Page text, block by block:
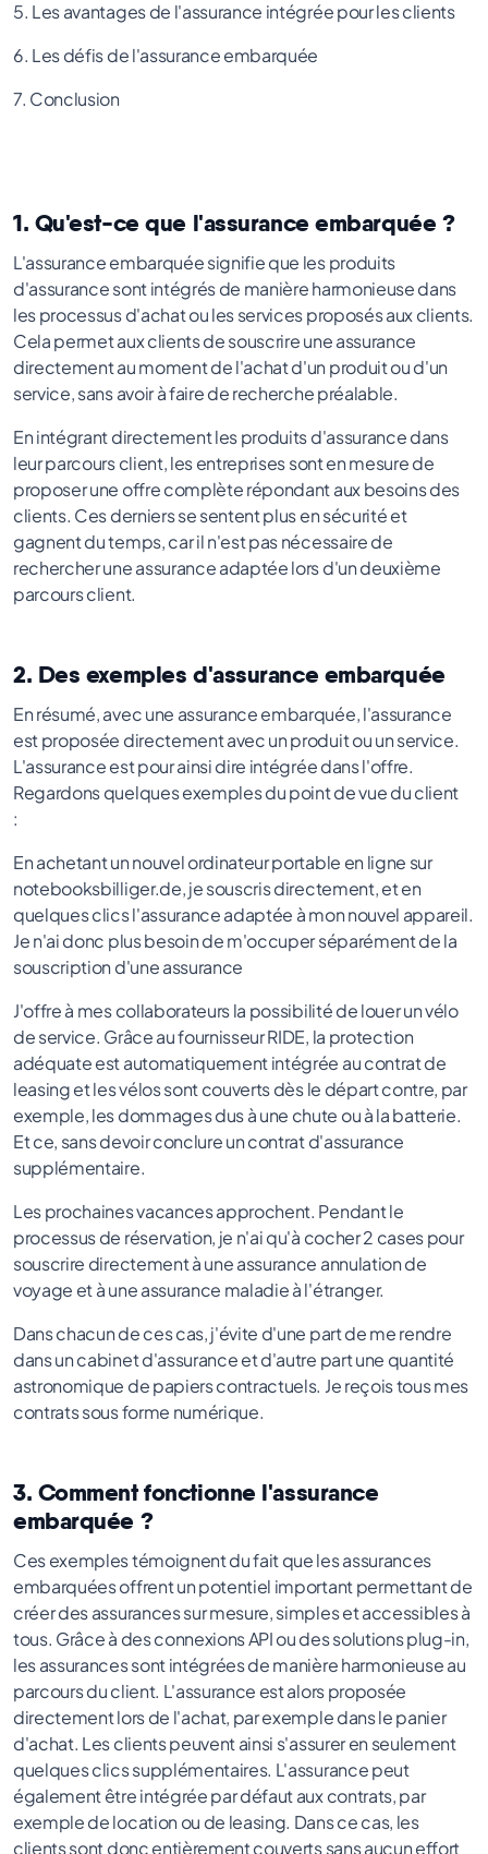
5. Les avantages de l'assurance intégrée pour les clients
6. Les défis de l'assurance embarquée
7. Conclusion
1. Qu'est-ce que l'assurance embarquée ?
L'assurance embarquée signifie que les produits
d'assurance sont intégrés de manière harmonieuse dans
les processus d'achat ou les services proposés aux clients.
Cela permet aux clients de souscrire une assurance
directement au moment de l'achat d'un produit ou d'un
service, sans avoir à faire de recherche préalable.
En intégrant directement les produits d'assurance dans
leur parcours client, les entreprises sont en mesure de
proposer une offre complète répondant aux besoins des
clients. Ces derniers se sentent plus en sécurité et
gagnent du temps, car il n'est pas nécessaire de
rechercher une assurance adaptée lors d'un deuxième
parcours client.
2. Des exemples d'assurance embarquée
En résumé, avec une assurance embarquée, l'assurance
est proposée directement avec un produit ou un service.
L'assurance est pour ainsi dire intégrée dans l'offre.
Regardons quelques exemples du point de vue du client
:
En achetant un nouvel ordinateur portable en ligne sur
notebooksbilliger.de, je souscris directement, et en
quelques clics l'assurance adaptée à mon nouvel appareil.
Je n'ai donc plus besoin de m'occuper séparément de la
souscription d'une assurance
J'offre à mes collaborateurs la possibilité de louer un vélo
de service. Grâce au fournisseur RIDE, la protection
adéquate est automatiquement intégrée au contrat de
leasing et les vélos sont couverts dès le départ contre, par
exemple, les dommages dus à une chute ou à la batterie.
Et ce, sans devoir conclure un contrat d'assurance
supplémentaire.
Les prochaines vacances approchent. Pendant le
processus de réservation, je n'ai qu'à cocher 2 cases pour
souscrire directement à une assurance annulation de
voyage et à une assurance maladie à l'étranger.
Dans chacun de ces cas, j'évite d'une part de me rendre
dans un cabinet d'assurance et d'autre part une quantité
astronomique de papiers contractuels. Je reçois tous mes
contrats sous forme numérique.
3. Comment fonctionne l'assurance
embarquée ?
Ces exemples témoignent du fait que les assurances
embarquées offrent un potentiel important permettant de
créer des assurances sur mesure, simples et accessibles à
tous. Grâce à des connexions API ou des solutions plug-in,
les assurances sont intégrées de manière harmonieuse au
parcours du client. L'assurance est alors proposée
directement lors de l'achat, par exemple dans le panier
d'achat. Les clients peuvent ainsi s'assurer en seulement
quelques clics supplémentaires. L'assurance peut
également être intégrée par défaut aux contrats, par
exemple de location ou de leasing. Dans ce cas, les
clients sont donc entièrement couverts sans aucun effort